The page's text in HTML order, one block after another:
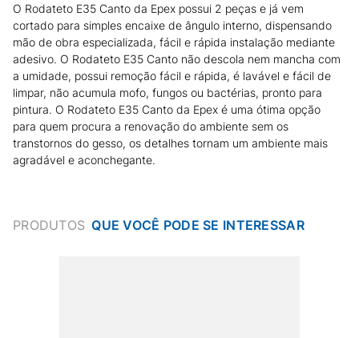
O Rodateto E35 Canto da Epex possui 2 peças e já vem
cortado para simples encaixe de ângulo interno, dispensando
mão de obra especializada, fácil e rápida instalação mediante
adesivo. O Rodateto E35 Canto não descola nem mancha com
a umidade, possui remoção fácil e rápida, é lavável e fácil de
limpar, não acumula mofo, fungos ou bactérias, pronto para
pintura. O Rodateto E35 Canto da Epex é uma ótima opção
para quem procura a renovação do ambiente sem os
transtornos do gesso, os detalhes tornam um ambiente mais
agradável e aconchegante.
PRODUTOS